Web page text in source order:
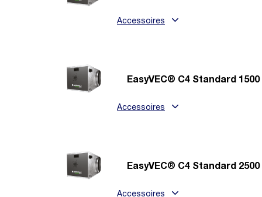
Accessoires
EasyVEC® C4 Standard
Accessoires
EasyVEC® C4 Standard 2500
Accessoires